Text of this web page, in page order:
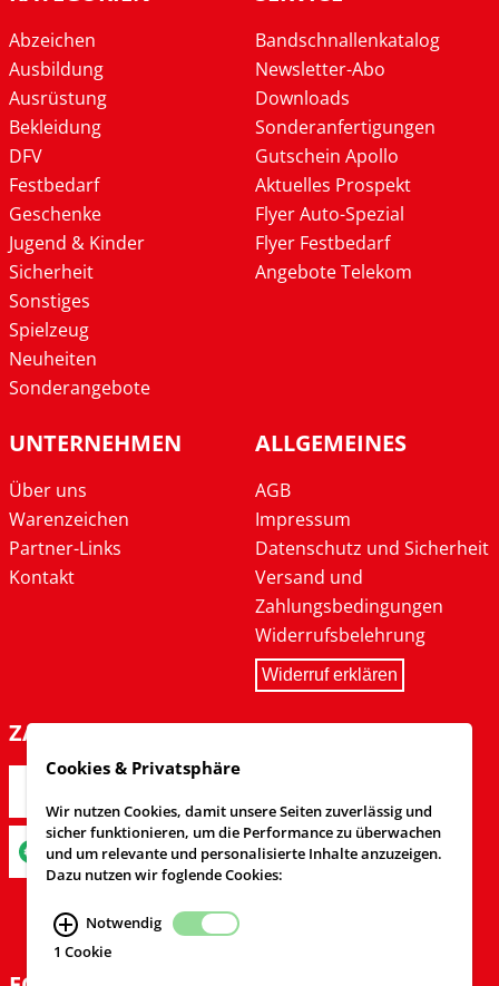
Abzeichen
Ausbildung
Ausrüstung
Bekleidung
DFV
Festbedarf
Geschenke
Jugend & Kinder
Sicherheit
Sonstiges
Spielzeug
Neuheiten
Sonderangebote
Bandschnallenkatalog
Newsletter-Abo
Downloads
Sonderanfertigungen
Gutschein Apollo
Aktuelles Prospekt
Flyer Auto-Spezial
Flyer Festbedarf
Angebote Telekom
UNTERNEHMEN
Über uns
Warenzeichen
Partner-Links
Kontakt
ALLGEMEINES
AGB
Impressum
Datenschutz und Sicherheit
Versand und
Zahlungsbedingungen
Widerrufsbelehrung
Widerruf erklären
ZAHLARTEN
Cookies & Privatsphäre
Wir nutzen Cookies, damit unsere Seiten zuverlässig und
sicher funktionieren, um die Performance zu überwachen
und um relevante und personalisierte Inhalte anzuzeigen.
Dazu nutzen wir foglende Cookies:
Notwendig
1 Cookie